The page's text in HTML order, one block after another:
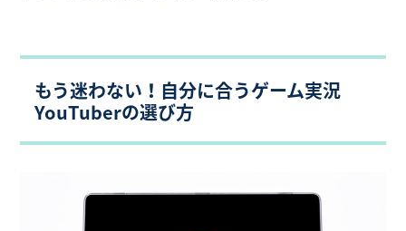
もう迷わない！自分に合うゲーム実況
YouTuberの選び方